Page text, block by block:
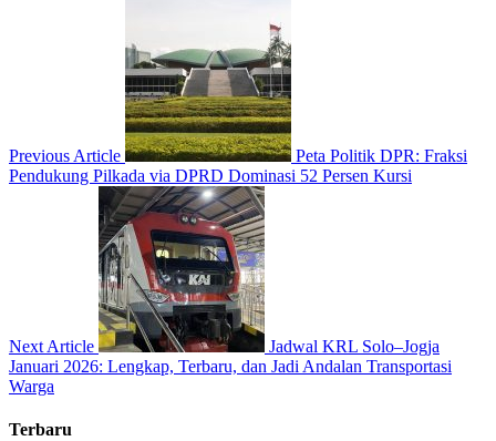
Previous Article
Peta Politik DPR: Fraksi
Pendukung Pilkada via DPRD Dominasi 52 Persen Kursi
Next Article
Jadwal KRL Solo–Jogja
Januari 2026: Lengkap, Terbaru, dan Jadi Andalan Transportasi
Warga
Terbaru